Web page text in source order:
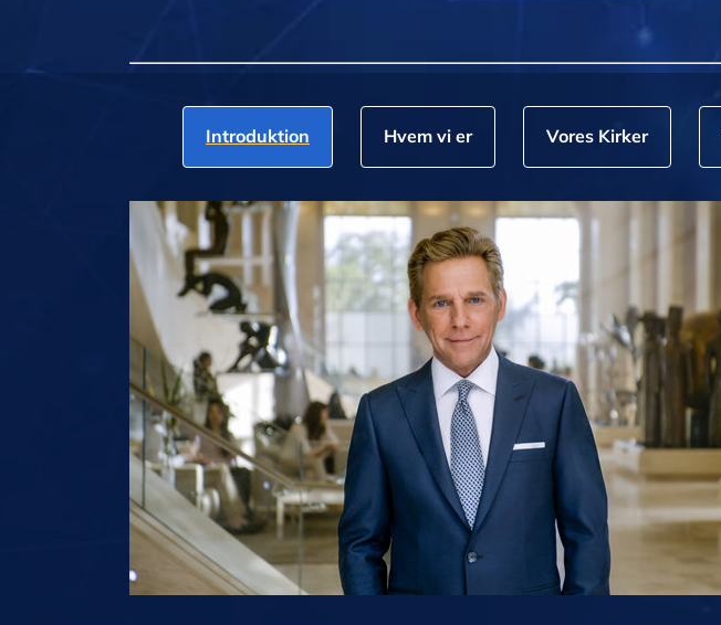
Introduktion Hvem vi er Vores Kirker